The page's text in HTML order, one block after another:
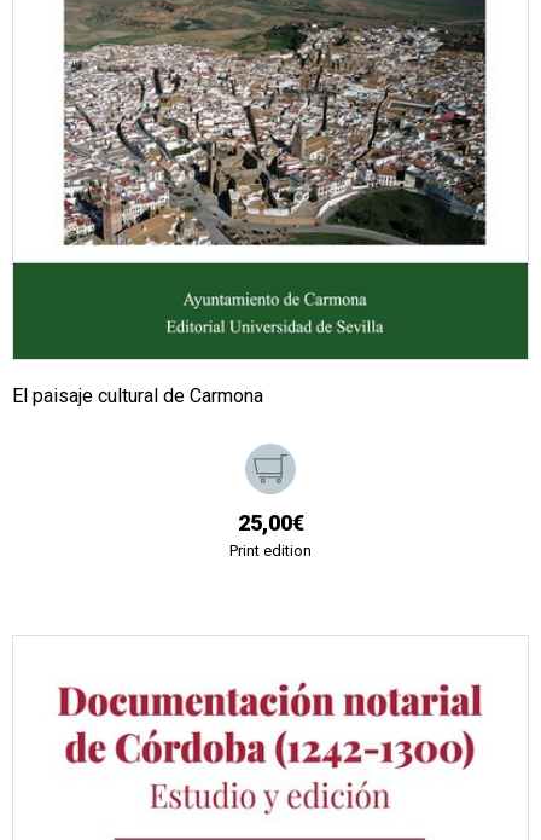
El paisaje cultural de Carmona
25,00€
Print edition